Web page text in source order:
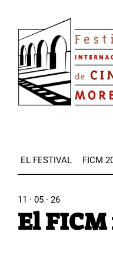
contenido
principal
EL FESTIVAL FICM
11 · 05 · 26
El FICM